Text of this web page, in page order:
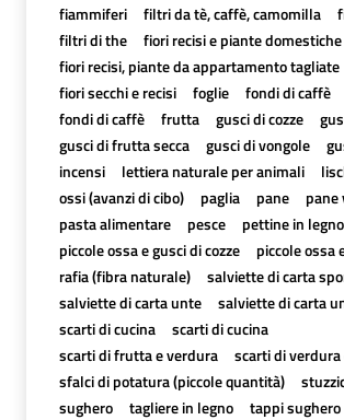
fiammiferi
filtri da tè, caffè, camomilla
filtri di the
fiori recisi e piante domestiche
fiori recisi, piante da appartamento tagliate
fiori secchi e recisi
foglie
fondi di caffè
fondi di caffè
frutta gusci di cozze
gusci di frutta secca
gusci di vongole
incensi
lettiera naturale per animali
ossi (avanzi di cibo)
paglia pane
pane
pasta alimentare
pesce pettine in legno
piccole ossa e gusci di cozze
piccole ossa
rafia (fibra naturale)
salviette di carta
salviette di carta unte
salviette di carta
scarti di cucina
scarti di cucina
scarti di frutta e verdura
scarti di
sfalci di potatura (piccole quantità)
sughero
tagliere in legno
tappi sughero